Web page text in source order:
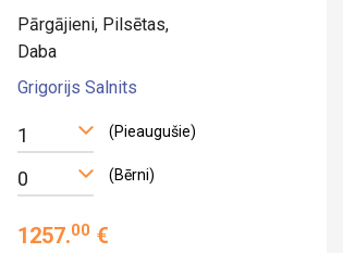
Pārgājieni, Pilsētas,
Daba
Grigorijs Salnits
1 (Pieaugušie)
0 (Bērni)
1257.00 €